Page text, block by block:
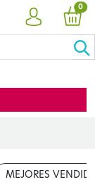
CUENTA
0
MEJORES